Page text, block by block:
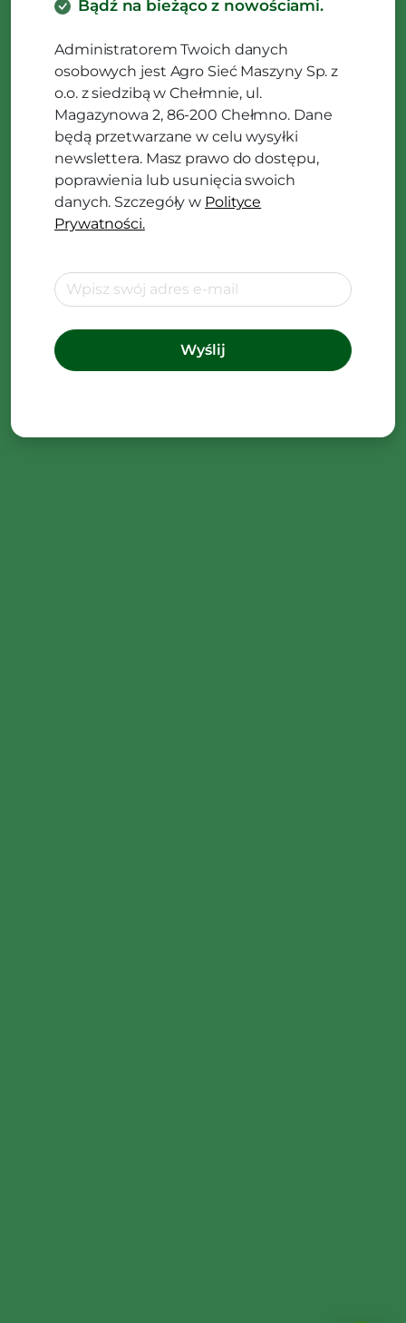
Bądź na bieżąco z nowościami.
Administratorem Twoich danych
osobowych jest Agro Sieć Maszyny Sp. z
o.o. z siedzibą w Chełmnie, ul.
Magazynowa 2, 86-200 Chełmno. Dane
będą przetwarzane w celu wysyłki
newslettera. Masz prawo do dostępu,
poprawienia lub usunięcia swoich
danych. Szczegóły w Polityce
Prywatności.